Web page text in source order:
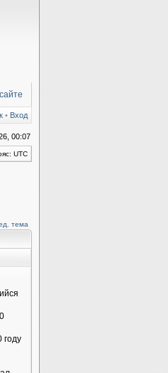
• Вход
00:07
UTC
тема
году